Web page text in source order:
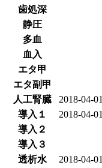
歯処深
静圧
多血
血入
エタ甲
エタ副甲
人工腎臓
2018-04-01
導入１
2018-04-01
導入２
導入３
透析水
2018-04-01